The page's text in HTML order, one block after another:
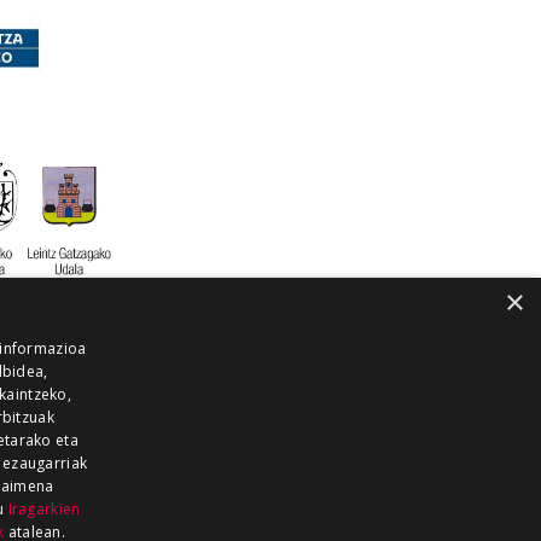
×
eta
Iragarkien
atalean.